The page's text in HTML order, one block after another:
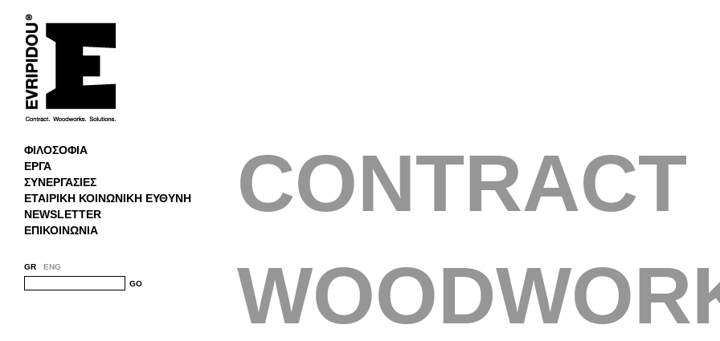
ΦΙΛΟΣΟΦΙΑ
ΕΡΓΑ
ΣΥΝΕΡΓΑΣΙΕΣ
ΕΤΑΙΡΙΚΗ ΚΟΙΝΩΝΙΚΗ ΕΥΘΥΝΗ
NEWSLETTER
ΕΠΙΚΟΙΝΩΝΙΑ
GR
ENG
GO
CONTRACT